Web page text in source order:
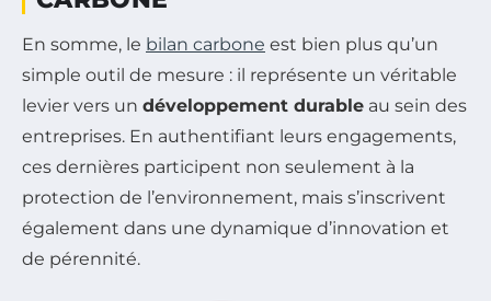
En somme, le bilan carbone est bien plus qu’un
simple outil de mesure : il représente un véritable
levier vers un développement durable au sein des
entreprises. En authentifiant leurs engagements,
ces dernières participent non seulement à la
protection de l’environnement, mais s’inscrivent
également dans une dynamique d’innovation et
de pérennité.